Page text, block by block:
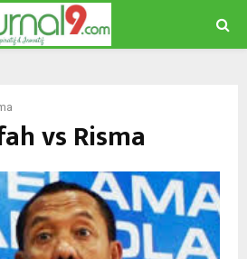
vs Risma